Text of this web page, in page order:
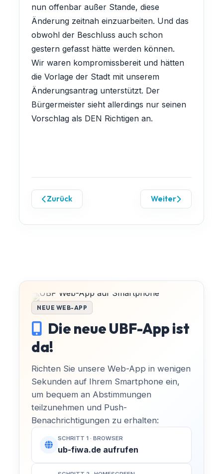
nun offenbar außer Stande, diese
Änderung zeitnah einzuarbeiten. Und das
obwohl der Beschluss auch schon
gestern gefasst hätte werden können.
Wir waren kompromissbereit und hätten
die Vorlage der Stadt mit unserem
Änderungsantrag unterstützt. Der
Bürgermeister sieht allerdings nur seinen
Vorschlag als DEN Richtigen an.
Zurück Weiter
NEUE WEB-APP
Die neue UBF-App ist
da!
Richten Sie unsere Web-App in wenigen
Sekunden auf Ihrem Smartphone ein,
um bequem an Abstimmungen
teilzunehmen und Push-
Benachrichtigungen zu erhalten:
SCHRITT 1 · BROWSER
ub-fiwa.de aufrufen
MACH MIT!
Finsterwalde aktiv